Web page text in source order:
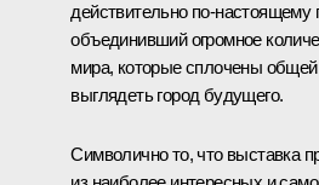
действительно по‑настоящему
объединивший огромное
мира, которые сплочены общей
выглядеть город будущего.
Символично то, что выставка